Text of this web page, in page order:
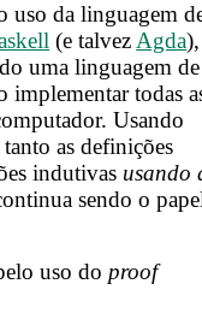
uso da linguagem
(e talvez Agda),
uma linguagem de
implementar todas
Usando
as definições
indutivas usando
sendo o
uso do proof